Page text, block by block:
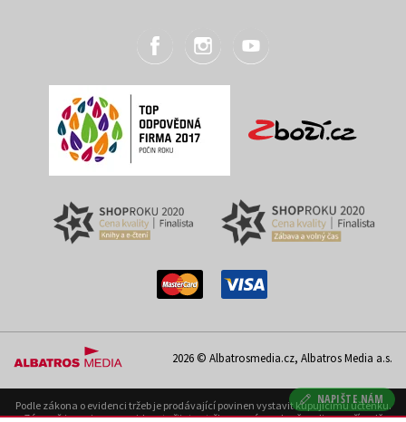
NAPIŠTE NÁM
2026 © Albatrosmedia.cz, Albatros Media a.s.
Podle zákona o evidenci tržeb je prodávající povinen vystavit kupujícímu účtenku.
Zároveň je povinen zaevidovat přijatou tržbu u správce daně on-line; v případě